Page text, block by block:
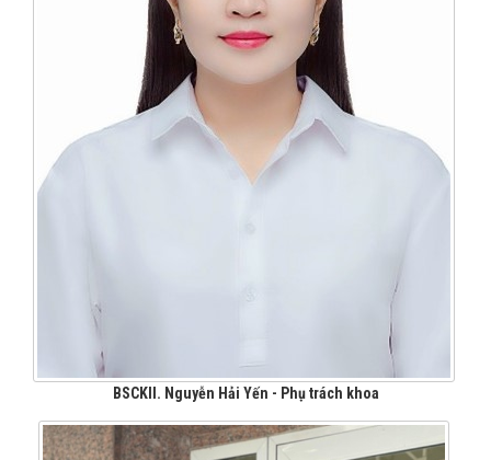
BSCKII. Nguyễn Hải Yến - Phụ trách khoa